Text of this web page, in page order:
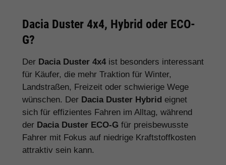
Dacia Duster 4x4, Hybrid oder ECO-
G?
Der Dacia Duster 4x4ist besonders interessant
für Käufer, die mehr Traktion für Winter,
Landstraßen, Freizeit oder schwierige Wege
wünschen. Der Dacia Duster Hybrid eignet
sich für effizientes Fahren im Alltag, während
der Dacia Duster ECO-G für preisbewusste
Fahrer mit Fokus auf niedrige Kraftstoffkosten
attraktiv sein kann.